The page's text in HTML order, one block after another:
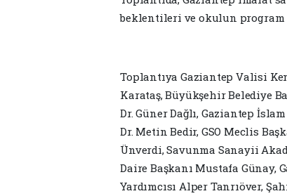
beklentileri ve okulun
Toplantıya Gaziantep Valisi
Karataş, Büyükşehir Belediye
Dr. Güner Dağlı, Gaziantep
Dr. Metin Bedir, GSO Meclis
Ünverdi, Savunma Sanayii
Daire Başkanı Mustafa
Yardımcısı Alper Tanrıöver,